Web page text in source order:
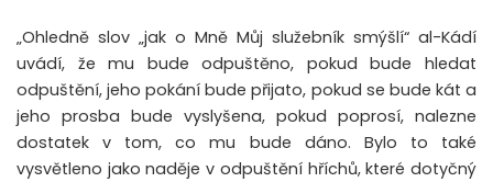
„Ohledně slov „jak o Mně Můj služebník smýšlí“ al-Kádí
uvádí, že mu bude odpuštěno, pokud bude hledat
odpuštění, jeho pokání bude přijato, pokud se bude kát a
jeho prosba bude vyslyšena, pokud poprosí, nalezne
dostatek v tom, co mu bude dáno. Bylo to také
vysvětleno jako naděje v odpuštění hříchů, které dotyčný